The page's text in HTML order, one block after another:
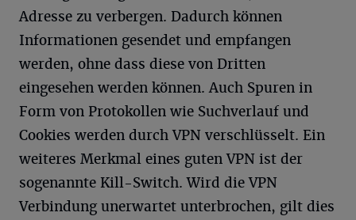
Adresse zu verbergen. Dadurch können
Informationen gesendet und empfangen
werden, ohne dass diese von Dritten
eingesehen werden können. Auch Spuren in
Form von Protokollen wie Suchverlauf und
Cookies werden durch VPN verschlüsselt. Ein
weiteres Merkmal eines guten VPN ist der
sogenannte Kill-Switch. Wird die VPN
Verbindung unerwartet unterbrochen, gilt dies